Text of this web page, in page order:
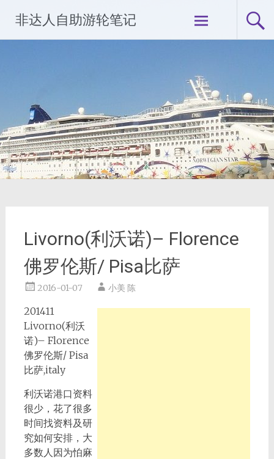
content
非达人自助游轮笔记
Livorno(利沃诺)– Florence
佛罗伦斯/ Pisa比萨
2016-01-07 小美 陈
201411
Livorno(利沃
诺)– Florence
佛罗伦斯/ Pisa
比萨,italy
利沃诺港口资料
很少，花了很多
时间找资料及研
究如何安排，大
多数人因为怕麻